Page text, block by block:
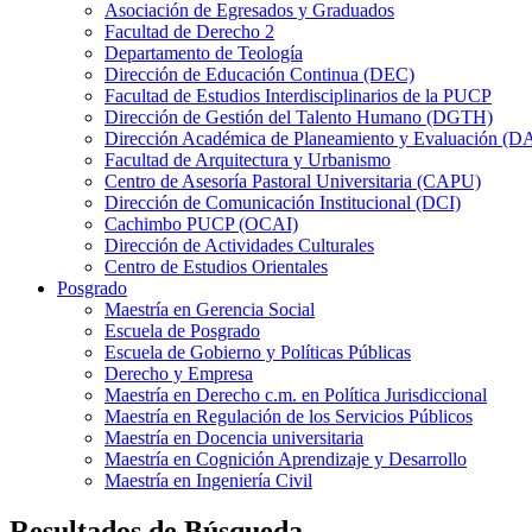
Asociación de Egresados y Graduados
Facultad de Derecho 2
Departamento de Teología
Dirección de Educación Continua (DEC)
Facultad de Estudios Interdisciplinarios de la PUCP
Dirección de Gestión del Talento Humano (DGTH)
Dirección Académica de Planeamiento y Evaluación
Facultad de Arquitectura y Urbanismo
Centro de Asesoría Pastoral Universitaria (CAPU)
Dirección de Comunicación Institucional (DCI)
Cachimbo PUCP (OCAI)
Dirección de Actividades Culturales
Centro de Estudios Orientales
Posgrado
Maestría en Gerencia Social
Escuela de Posgrado
Escuela de Gobierno y Políticas Públicas
Derecho y Empresa
Maestría en Derecho c.m. en Política Jurisdiccional
Maestría en Regulación de los Servicios Públicos
Maestría en Docencia universitaria
Maestría en Cognición Aprendizaje y Desarrollo
Maestría en Ingeniería Civil